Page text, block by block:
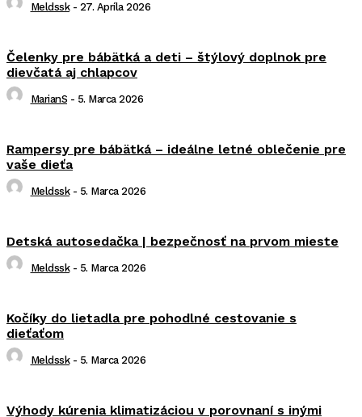
Meldssk - 27. Apríla 2026
Čelenky pre bábätká a deti – štýlový doplnok pre
dievčatá aj chlapcov
MarianS - 5. Marca 2026
Rampersy pre bábätká – ideálne letné oblečenie pre
vaše dieťa
Meldssk - 5. Marca 2026
Detská autosedačka | bezpečnosť na prvom mieste
Meldssk - 5. Marca 2026
Kočíky do lietadla pre pohodlné cestovanie s
dieťaťom
Meldssk - 5. Marca 2026
Výhody kúrenia klimatizáciou v porovnaní s inými